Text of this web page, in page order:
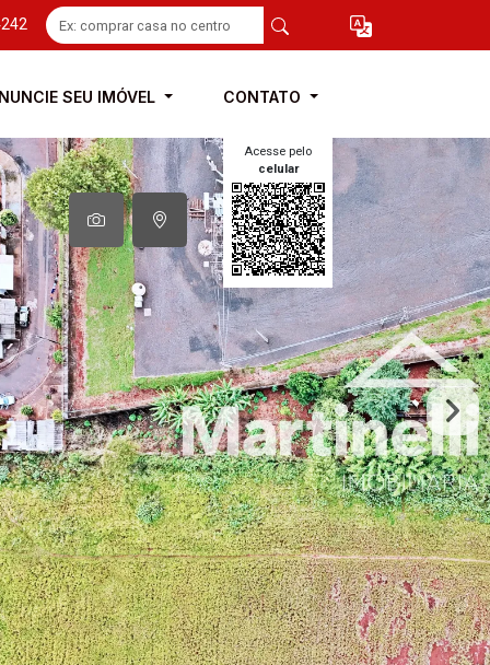
SEU IMÓVEL CONTATO
Acesse pelo
celular